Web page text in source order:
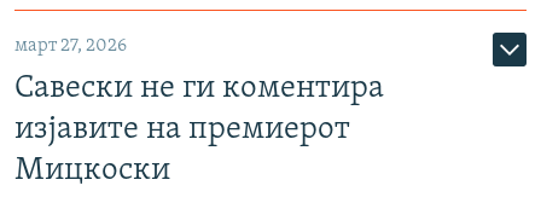
март 27, 2026
Савески не ги коментира
изјавите на премиерот
Мицкоски